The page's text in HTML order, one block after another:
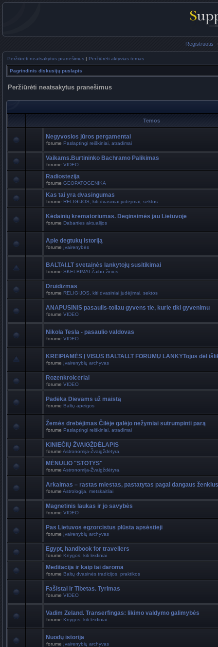
Registruotis
Peržiūrėti neatsakytus pranešimus | Peržiūrėti aktyvias temas
Pagrindinis diskusijų puslapis
Peržiūrėti neatsakytus pranešimus
Temos
Negyvosios jūros pergamentai
forume Paslaptingi reiškiniai, atradimai
Vaikams.Burtininko Bachramo Palikimas
forume VIDEO
Radiostezija
forume GEOPATOGENIKA
Kas tai yra dvasingumas
forume RELIGIJOS, kiti dvasiniai judėjimai, sektos
Kėdainių krematoriumas. Deginsimės jau Lietuvoje
forume Dabarties aktualijos
Apie degtukų istoriją
forume Įvairenybės
BALTAI.LT svetainės lankytojų susitikimai
forume SKELBIMAI-Žaibo žinios
Druidizmas
forume RELIGIJOS, kiti dvasiniai judėjimai, sektos
ANAPUSINIS pasaulis-toliau gyvens tie, kurie tiki gyvenimu
forume VIDEO
Nikola Tesla - pasaulio valdovas
forume VIDEO
KREIPIAMĖS Į VISUS BALTAI.LT FORUMŲ LANKYTojus dėl
forume Įvairenybių archyvas
Rozenkroiceriai
forume VIDEO
Padėka Dievams už maistą
forume Baltų apeigos
Žemės drebėjimas Čilėje galėjo nežymiai sutrumpinti parą
forume Paslaptingi reiškiniai, atradimai
KINIEČIŲ ŽVAIGŽDĖLAPIS
forume Astronomija-Žvaigždėtyra,
MĖNULIO "STOTYS"
forume Astronomija-Žvaigždėtyra,
Arkaimas – rastas miestas, pastatytas pagal dangaus ženklus
forume Astrologija, metskaitliai
Magnetinis laukas ir jo savybės
forume VIDEO
Pas Lietuvos egzorcistus plūsta apsėstieji
forume Įvairenybių archyvas
Egypt, handbook for travellers
forume Knygos. kiti leidiniai
Meditacija ir kaip tai daroma
forume Baltų dvasinės tradicijos, praktikos
Fašistai ir Tibetas. Tyrimas
forume VIDEO
Vadim Zeland. Transerfingas: likimo valdymo galimybės
forume Knygos. kiti leidiniai
Nuodų istorija
forume Įvairenybių archyvas